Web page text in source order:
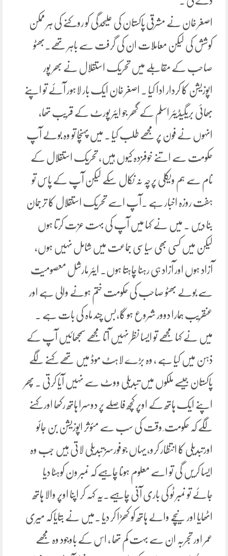
اصغر خان نے مشرقی پاکستان کی علیحدگی کو روکنے کی ہر ممکن
کوشش کی لیکن معاملات ان کی گرفت سے باہر تھے۔بھٹو
صاحب کے مقابلے میں تحریک استقلال نے بھر پور
اپوزیشن کا کردار ادا کیا ۔ اصغر خان ایک بار لاہور آئے تو اپنے
بھائی بریگیڈیئر اسلم کے گھر جو ایئر پورٹ کے قریب تھا،
انہوں نے فون پر مجھے طلب کیا ۔ میں پہنچا تو وہ بولے آپ
حکومت سے اتنے خوفزدہ کیوں ہیں، تحریک استقلال کے
نام سے ہم ویکلی پرچہ نہ نکال سکے لیکن آپ کے پاس تو
ہفت روزہ اخبار ہے ۔آپ اسے تحریک استقلال کا ترجمان
بنا دیں ۔ میں نے کہا میں آپ کی بہت عزت کرتا ہوں
لیکن میں کسی بھی سیاسی جماعت میں شامل نہیں ہوں،
آزاد ہوں اور آزاد ہی رہنا چاہتا ہوں۔ ایئر مارشل معصومیت
سے بولے بھٹو صاحب کی حکومت ختم ہونے والی ہے اور
عنقریب ہمارا دوور شروع ہو گا،بس چند ماہ کی بات ہے ۔
میں نے کہا مجھے تو ایسا نظر نہیں آتا مجھے سمجھائیں آپ کے
ذہن میں کیا ہے ، وہ بڑے لاہٹ موڈ میں تھے کہنے لگے
پاکستان جیسے ملکوں میں تبدیلی ووٹ سے نہیں آیا کرتی ۔ پھر
اپنے ایک ہاتھ کے اوپر کچھ فاصلے پر دوسرا ہاتھ رکھا اور کہنے
لگے کہ حکومت ِ وقت کی سب سے مئوثر اپوزیشن بن جائو
اورتبدیلی کا انتظار کرو، یہاں جو فورسز تبدیلی لاتی ہیں جب وہ
ایسا کریں گی تو اسے معلوم ہونا چاہیے کہ نمبر ون کوہٹا دیا
جائے تو نمبر ٹو کی باری آنی چاہیے۔یہ کہہ کر اپنا اوپر والا ہاتھ
اٹھایا اور نیچے والے ہاتھ کو کھڑا کر دیا ۔میں نے بتایا کہ میری
عمر اور تجربہ ان سے بہت کم تھا ، اس کے باوجود وہ مجھے